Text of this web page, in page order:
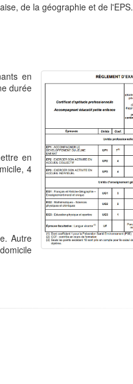
de la géographie et de l'EPS.
en
durée
en
4
Autre